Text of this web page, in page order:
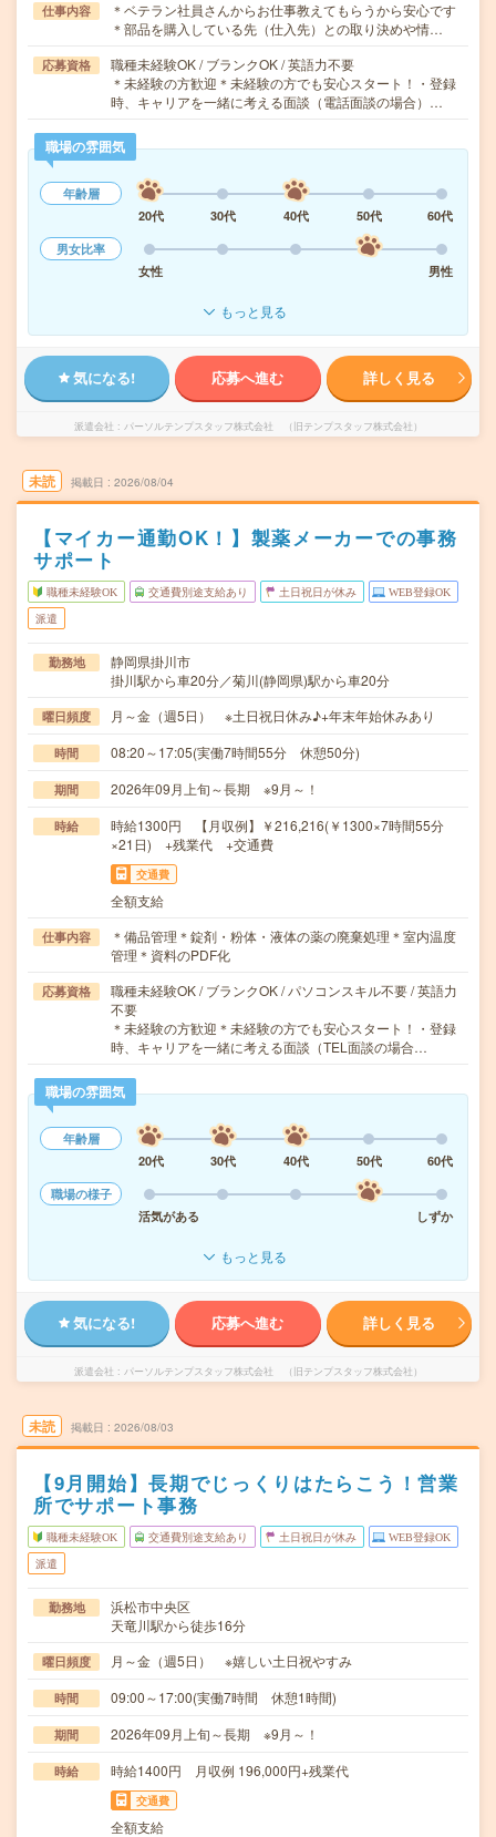
仕事内容
＊ベテラン社員さんからお仕事教えてもらうから安心です
＊部品を購入している先（仕入先）との取り決めや情…
応募資格
職種未経験OK / ブランクOK / 英語力不要
＊未経験の方歓迎＊未経験の方でも安心スタート！・登録
時、キャリアを一緒に考える面談（電話面談の場合）…
職場の雰囲気
年齢層
20代
30代 40代 50代
60代
男女比率
女性
男性
もっと見る
気になる! 応募へ進む 詳しく見る
派遣会社 パーソルテンプスタッフ株式会社 （旧テンプスタッフ株式会社）
未読 掲載日 2026/08/04
【マイカー通勤OK！】製薬メーカーでの事務
サポート
職種未経験OK 交通費別途支給あり 土日祝日が休み WEB登録OK
派遣
勤務地
静岡県掛川市
掛川駅から車20分／菊川(静岡県)駅から車20分
曜日頻度 月～金（週5日） ※土日祝日休み♪+年末年始休みあり
時間 08:20～17:05(実働7時間55分 休憩50分)
期間 2026年09月上旬～長期 ※9月～！
時給
時給1300円 【月収例】￥216,216(￥1300×7時間55分
×21日) +残業代 +交通費
交通費
全額支給
仕事内容
＊備品管理＊錠剤・粉体・液体の薬の廃棄処理＊室内温度
管理＊資料のPDF化
応募資格
職種未経験OK / ブランクOK / パソコンスキル不要 / 英語力
不要
＊未経験の方歓迎＊未経験の方でも安心スタート！・登録
時、キャリアを一緒に考える面談（TEL面談の場合…
職場の雰囲気
年齢層
20代
30代 40代 50代
60代
職場の様子
活気がある
しずか
もっと見る
気になる! 応募へ進む 詳しく見る
派遣会社 パーソルテンプスタッフ株式会社 （旧テンプスタッフ株式会社）
未読 掲載日 2026/08/03
【9月開始】長期でじっくりはたらこう！営業
所でサポート事務
職種未経験OK 交通費別途支給あり 土日祝日が休み WEB登録OK
派遣
勤務地
浜松市中央区
天竜川駅から徒歩16分
曜日頻度 月～金（週5日） ※嬉しい土日祝やすみ
時間 09:00～17:00(実働7時間 休憩1時間)
期間 2026年09月上旬～長期 ※9月～！
時給 時給1400円 月収例 196,000円+残業代
交通費
全額支給